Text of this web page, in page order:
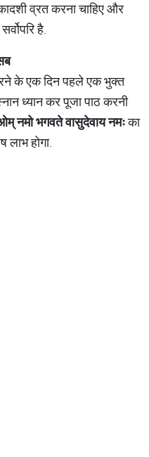
व्रत करना चाहिए और
है.
के एक दिन पहले एक भुक्त
ध्यान कर पूजा पाठ करनी
नमोभगवतेवासुदेवायनमःका
लाभ होगा.